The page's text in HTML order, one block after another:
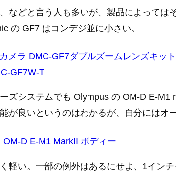
などと言う人も多いが、製品によっては
の GF7 はコンデジ並に小さい。
メラ DMC-GF7ダブルズームレンズキッ
GF7W-T
ズシステムでも Olympus の OM-D E-M1
が良いというのはわかるが、自分にはオ
D E-M1 MarkII ボディー
軽い。一部の例外はあるにせよ、1イン